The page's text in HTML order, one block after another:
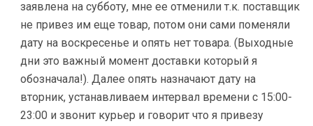
заявлена на субботу, мне ее отменили т.к. поставщик
не привез им еще товар, потом они сами поменяли
дату на воскресенье и опять нет товара. (Выходные
дни это важный момент доставки который я
обозначала!). Далее опять назначают дату на
вторник, устанавливаем интервал времени с 15:00-
23:00 и звонит курьер и говорит что я привезу